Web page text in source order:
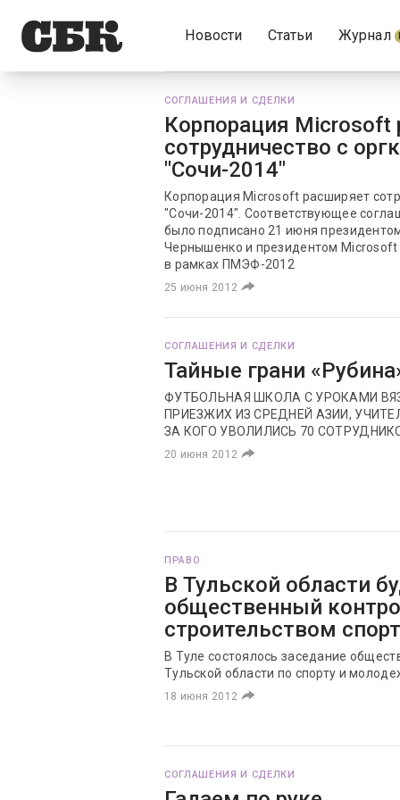
Новости Статьи Журнал
СОГЛАШЕНИЯ И СДЕЛКИ
Корпорация Microsoft
сотрудничество с
"Сочи-2014"
Корпорация Microsoft расширяет
"Сочи-2014". Соответствующее
было подписано 21 июня
Чернышенко и президентом
в рамках ПМЭФ-2012
25 июня 2012
СОГЛАШЕНИЯ И СДЕЛКИ
Тайные грани
ФУТБОЛЬНАЯ ШКОЛА С УРОКАМИ
ПРИЕЗЖИХ ИЗ СРЕДНЕЙ АЗИИ,
ЗА КОГО УВОЛИЛИСЬ 70
20 июня 2012
ПРАВО
В Тульской области
общественный
строительством
В Туле состоялось заседание
Тульской области по спорту и
18 июня 2012
СОГЛАШЕНИЯ И СДЕЛКИ